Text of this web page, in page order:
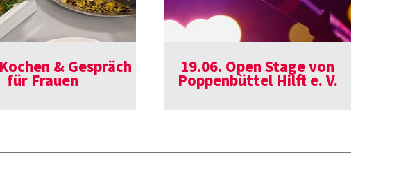
& Gespräch
für Frauen
19.06. Open Stage von
Poppenbüttel Hilft e. V.